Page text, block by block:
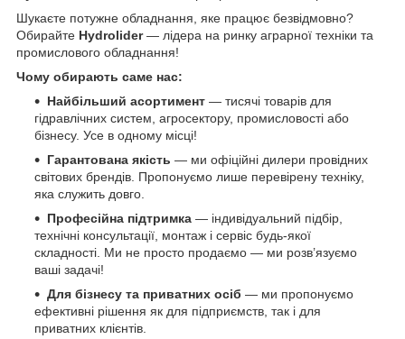
Шукаєте потужне обладнання, яке працює безвідмовно?
Обирайте Hydrolider— лідера на ринку аграрної техніки та
промислового обладнання!
Чому обирають саме нас:
Найбільший асортимент — тисячі товарів для
гідравлічних систем, агросектору, промисловості або
бізнесу. Усе в одному місці!
Гарантована якість — ми офіційні дилери провідних
світових брендів. Пропонуємо лише перевірену техніку,
яка служить довго.
Професійна підтримка — індивідуальний підбір,
технічні консультації, монтаж і сервіс будь-якої
складності. Ми не просто продаємо — ми розв’язуємо
ваші задачі!
Для бізнесу та приватних осіб — ми пропонуємо
ефективні рішення як для підприємств, так і для
приватних клієнтів.